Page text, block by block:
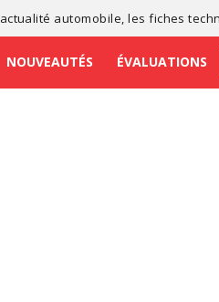
actualité automobile , lesfiches
NOUVEAUTÉS ÉVALUATIONS